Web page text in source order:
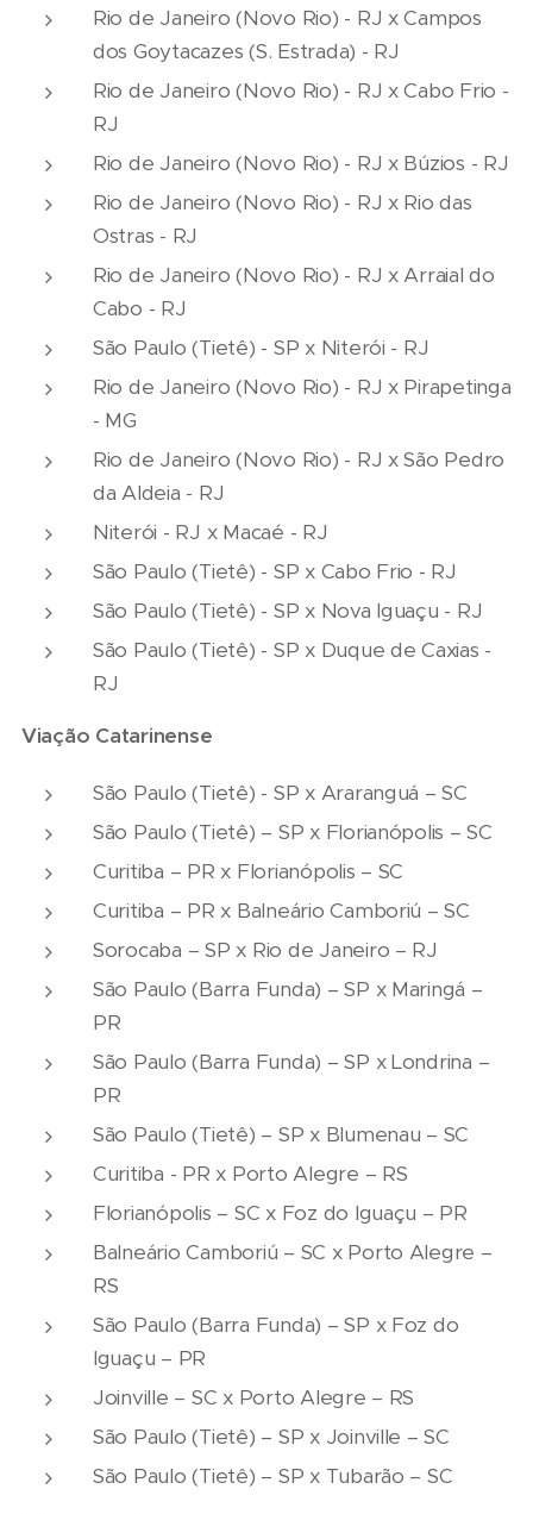
Rio de Janeiro (Novo Rio) - RJ x Campos
dos Goytacazes (S. Estrada) - RJ
Rio de Janeiro (Novo Rio) - RJ x Cabo Frio -
RJ
Rio de Janeiro (Novo Rio) - RJ x Búzios - RJ
Rio de Janeiro (Novo Rio) - RJ x Rio das
Ostras - RJ
Rio de Janeiro (Novo Rio) - RJ x Arraial do
Cabo - RJ
São Paulo (Tietê) - SP x Niterói - RJ
Rio de Janeiro (Novo Rio) - RJ x Pirapetinga
- MG
Rio de Janeiro (Novo Rio) - RJ x São Pedro
da Aldeia - RJ
Niterói - RJ x Macaé - RJ
São Paulo (Tietê) - SP x Cabo Frio - RJ
São Paulo (Tietê) - SP x Nova Iguaçu - RJ
São Paulo (Tietê) - SP x Duque de Caxias -
RJ
Viação Catarinense
São Paulo (Tietê) - SP x Araranguá – SC
São Paulo (Tietê) – SP x Florianópolis – SC
Curitiba – PR x Florianópolis – SC
Curitiba – PR x Balneário Camboriú – SC
Sorocaba – SP x Rio de Janeiro – RJ
São Paulo (Barra Funda) – SP x Maringá –
PR
São Paulo (Barra Funda) – SP x Londrina –
PR
São Paulo (Tietê) – SP x Blumenau – SC
Curitiba - PR x Porto Alegre – RS
Florianópolis – SC x Foz do Iguaçu – PR
Balneário Camboriú – SC x Porto Alegre –
RS
São Paulo (Barra Funda) – SP x Foz do
Iguaçu – PR
Joinville – SC x Porto Alegre – RS
São Paulo (Tietê) – SP x Joinville – SC
São Paulo (Tietê) – SP x Tubarão – SC